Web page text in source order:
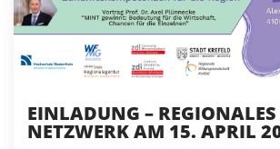
EINLADUNG –
NETZWERK AM 15. APRIL